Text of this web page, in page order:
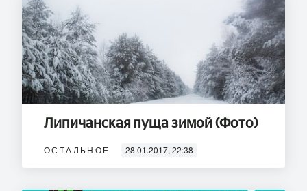
Липичанская пуща зимой (Фото)
ОСТАЛЬНОЕ 28.01.2017, 22:38